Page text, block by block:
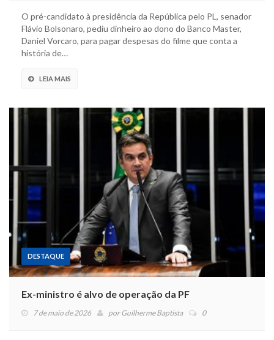
O pré-candidato à presidência da República pelo PL, senador
Flávio Bolsonaro, pediu dinheiro ao dono do Banco Master,
Daniel Vorcaro, para pagar despesas do filme que conta a
história de…
LEIA MAIS
DESTAQUE
Ex-ministro é alvo de operação da PF
7 de maio de 2026 porGuilherme Baptista 0